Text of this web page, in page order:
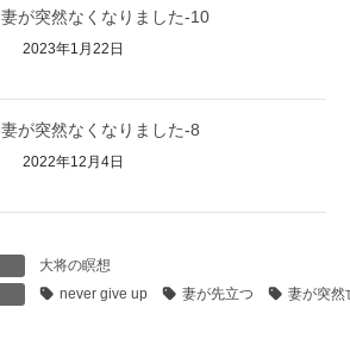
妻が突然なくなりました-10
2023年1月22日
妻が突然なくなりました-8
2022年12月4日
大将の瞑想
never give up 妻が先立つ 妻が突然